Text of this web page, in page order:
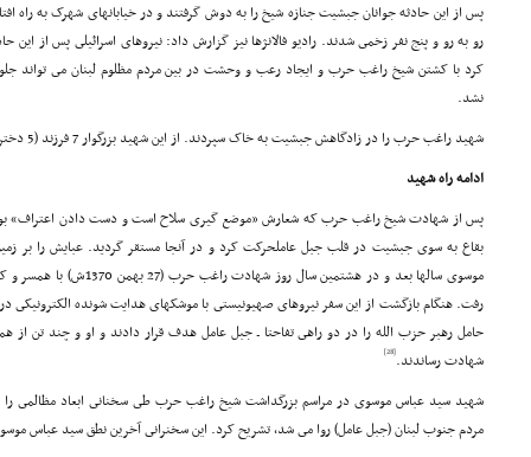
پس از این حادثه جوانان جبشیت جنازه شیخ را به دوش گرفتند و در خیابانهاى شهرک به راه
رو به رو و پنج نفر زخمى شدند. رادیو فالانژها نیز گزارش داد: نیروهاى اسرائیلى پس از
کرد با کشتن شیخ راغب حرب و ایجاد رعب و وحشت در بین مردم مظلوم لبنان مى تواند
نشد.
شهید راغب حرب را در زادگاهش جبشیت به خاک سپردند. از این شهید بزرگوار 7 فرزند (5 دختر و 2 پسر) به یادگار مانده است.
ادامه راه شهید
پس از شهادت شیخ راغب حرب که شعارش «موضع گیرى سلاح است و دست دادن اعتراف»
بقاع به سوى جبشیت در قلب جبل عاملحرکت کرد و در آنجا مستقر گردید. عبایش را بر
موسوى سالها بعد و در هشتمین
رفت. هنگام بازگشت از این سفر نیروهاى صهیونیستى با موشکهاى هدایت شونده الکترونیکى
حامل رهبر حزب الله را در دو راهى تفاحتا ـ جبل عامل هدف قرار دادند و او و چند تن از
شهادت رساندند.[28]
شهید سید عباس موسوى در مراسم بزرگداشت شیخ راغب حرب طى سخنانى ابعاد مظالمى را
مردم جنوب لبنان (جبل عامل) روا مى شد، تشریح کرد. این سخنرانى آخرین نطق سید عباس